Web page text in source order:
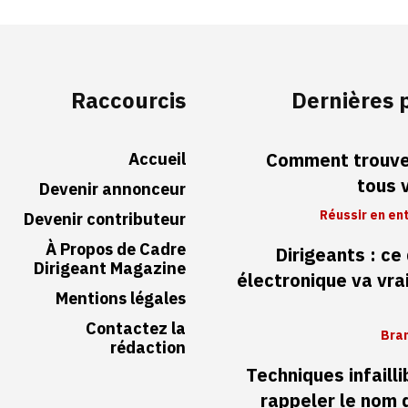
Raccourcis
Accueil
Devenir annonceur
Devenir contributeur
À Propos de Cadre
Dirigeant Magazine
Mentions légales
Contactez la
rédaction
Dernières
Comment
tous
Réussir en
Dirigeants :
électronique va
Techniques
rappeler le nom